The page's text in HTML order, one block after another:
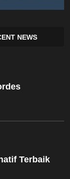
NEWS
Terbaik